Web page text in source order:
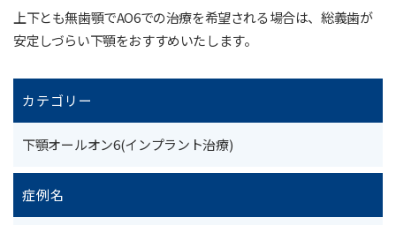
上下とも無歯顎でAO6での治療を希望される場合は、総義歯が
安定しづらい下顎をおすすめいたします。
カテゴリー
下顎オールオン6(インプラント治療)
症例名